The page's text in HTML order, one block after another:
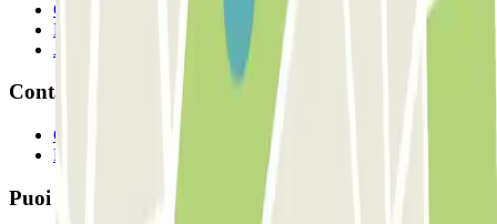
Collaboratori
Proprietari di parcheggio
Affiliati
Contatto
Contattaci
FAQ
Puoi utilizzare questi metodi di pagamento: